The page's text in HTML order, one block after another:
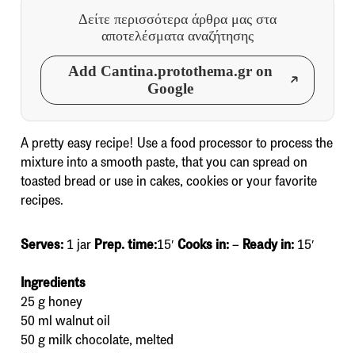
Δείτε περισσότερα άρθρα μας στα
αποτελέσματα αναζήτησης
Add Cantina.protothema.gr on
Google
A pretty easy recipe! Use a food processor to process the
mixture into a smooth paste, that you can spread on
toasted bread or use in cakes, cookies or your favorite
recipes.
Serves: 1 jar Prep. time:15′ Cooks in:– Ready in: 15′
Ingredients
25 g honey
50 ml walnut oil
50 g milk chocolate, melted